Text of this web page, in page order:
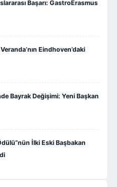
Başarı: GastroErasmus
Eindhoven’daki
Bayrak Değişimi: Yeni Başkan
İlki Eski Başbakan